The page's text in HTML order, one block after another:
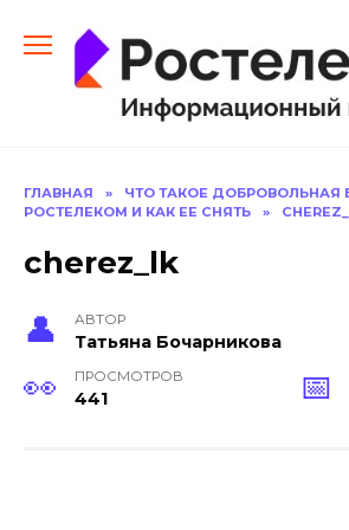
содержанию
ГЛАВНАЯ »
ЧТО ТАКОЕ ДОБРОВОЛЬНАЯ
РОСТЕЛЕКОМ И КАК ЕЕ СНЯТЬ
»
cherez_lk
АВТОР
Тать­яна Бо­чар­ни­кова
ПРОСМОТРОВ
441